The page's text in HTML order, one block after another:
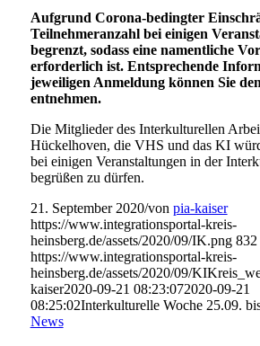
Aufgrund Corona-bedingter
Teilnehmeranzahl bei einigen
begrenzt, sodass eine namentliche
erforderlich ist. Entsprechende
jeweiligen Anmeldung können Sie
entnehmen.
Die Mitglieder des Interkulturellen
Hückelhoven, die VHS und das KI
bei einigen Veranstaltungen in der
begrüßen zu dürfen.
21. September 2020/von pia-kaiser
https://www.integrationsportal-kreis-
heinsberg.de/assets/2020/09/IK.png 832
https://www.integrationsportal-kreis-
heinsberg.de/assets/2020/09/
kaiser2020-09-21 08:23:072020-09-21
08:25:02Interkulturelle Woche 25.09.
News